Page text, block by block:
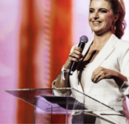
ingresso de nove novos